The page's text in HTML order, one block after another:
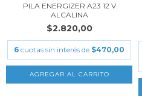
PILA ENERGIZER A23 12 V
ALCALINA
$2.820,00
6 cuotas sin interés de $470,00